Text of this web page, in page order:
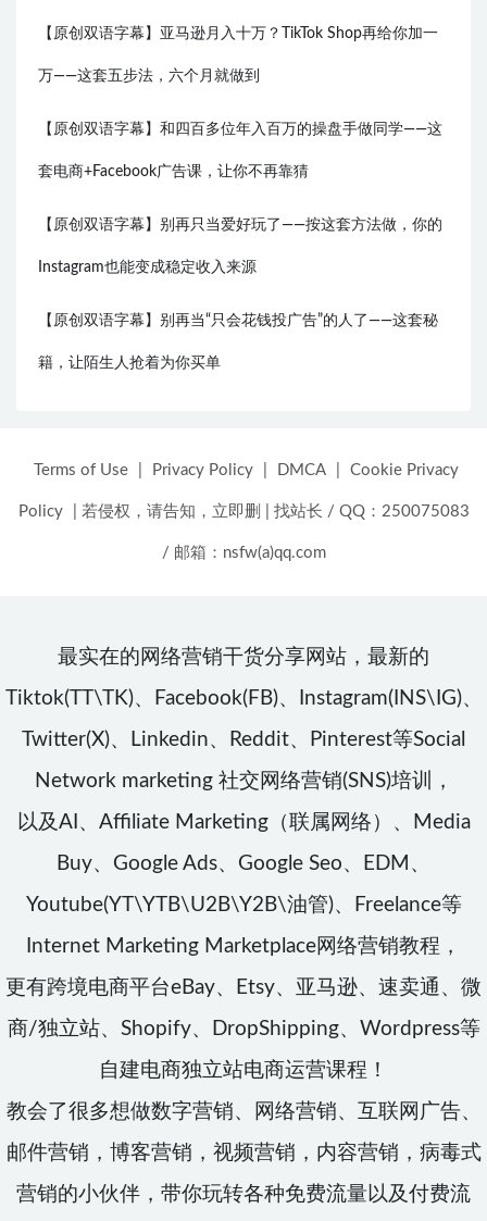
【原创双语字幕】亚马逊月入十万？TikTok Shop再给你加一
万——这套五步法，六个月就做到
【原创双语字幕】和四百多位年入百万的操盘手做同学——这
套电商+Facebook广告课，让你不再靠猜
【原创双语字幕】别再只当爱好玩了——按这套方法做，你的
Instagram也能变成稳定收入来源
【原创双语字幕】别再当“只会花钱投广告”的人了——这套秘
籍，让陌生人抢着为你买单
Terms of Use Privacy Policy DMCA Cookie Privacy
Policy 若侵权，请告知，立即删 找站长 / QQ：250075083
/ 邮箱：nsfw(a)qq.com
最实在的网络营销干货分享网站，最新的
Tiktok(TT\TK)、Facebook(FB)、Instagram(INS\IG)、
Twitter(X)、Linkedin、Reddit、Pinterest等Social
Network marketing 社交网络营销(SNS)培训，
以及AI、Affiliate Marketing（联属网络）、Media
Buy、Google Ads、Google Seo、EDM、
Youtube(YT\YTB\U2B\Y2B\油管)、Freelance等
Internet Marketing Marketplace网络营销教程，
更有跨境电商平台eBay、Etsy、亚马逊、速卖通、微
商/独立站、Shopify、DropShipping、Wordpress等
自建电商独立站电商运营课程！
教会了很多想做数字营销、网络营销、互联网广告、
邮件营销，博客营销，视频营销，内容营销，病毒式
营销的小伙伴，带你玩转各种免费流量以及付费流